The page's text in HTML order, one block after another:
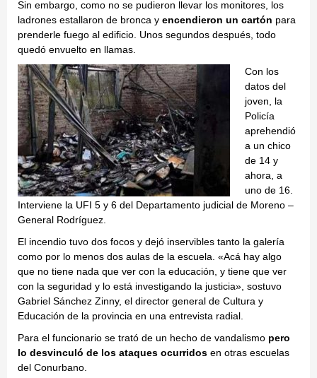
Sin embargo, como no se pudieron llevar los monitores, los
ladrones estallaron de bronca y encendieron un cartón para
prenderle fuego al edificio. Unos segundos después, todo
quedó envuelto en llamas.
Con los
datos del
joven, la
Policía
aprehendió
a un chico
de 14 y
ahora, a
uno de 16.
Interviene la UFI 5 y 6 del Departamento judicial de Moreno –
General Rodríguez.
El incendio tuvo dos focos y dejó inservibles tanto la galería
como por lo menos dos aulas de la escuela. «Acá hay algo
que no tiene nada que ver con la educación, y tiene que ver
con la seguridad y lo está investigando la justicia», sostuvo
Gabriel Sánchez Zinny, el director general de Cultura y
Educación de la provincia en una entrevista radial.
Para el funcionario se trató de un hecho de vandalismo pero
lo desvinculó de los ataques ocurridos en otras escuelas
del Conurbano.